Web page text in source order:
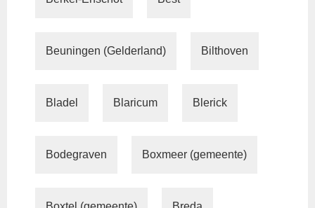
Beuningen (Gelderland) Bilthoven
Bladel Blaricum Blerick
Bodegraven Boxmeer (gemeente)